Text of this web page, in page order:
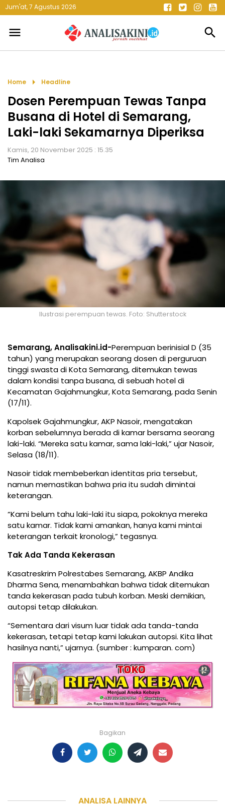
Jum'at, 7 Agustus 2026
menu search
Home arrow_right Headline
Dosen Perempuan Tewas Tanpa
Busana di Hotel di Semarang,
Laki-laki Sekamarnya Diperiksa
Kamis, 20 November 2025 : 15.35
Tim Analisa
Ilustrasi perempuan tewas. Foto: Shutterstock
Semarang, Analisakini.id-Perempuan berinisial D (35
tahun) yang merupakan seorang dosen di perguruan
tinggi swasta di Kota Semarang, ditemukan tewas
dalam kondisi tanpa busana, di sebuah hotel di
Kecamatan Gajahmungkur, Kota Semarang, pada Senin
(17/11).
Kapolsek Gajahmungkur, AKP Nasoir, mengatakan
korban sebelumnya berada di kamar bersama seorang
laki-laki. “Mereka satu kamar, sama laki-laki,” ujar Nasoir,
Selasa (18/11).
Nasoir tidak membeberkan identitas pria tersebut,
namun memastikan bahwa pria itu sudah dimintai
keterangan.
“Kami belum tahu laki-laki itu siapa, pokoknya mereka
satu kamar. Tidak kami amankan, hanya kami mintai
keterangan terkait kronologi,” tegasnya.
Tak Ada Tanda Kekerasan
Kasatreskrim Polrestabes Semarang, AKBP Andika
Dharma Sena, menambahkan bahwa tidak ditemukan
tanda kekerasan pada tubuh korban. Meski demikian,
autopsi tetap dilakukan.
“Sementara dari visum luar tidak ada tanda-tanda
kekerasan, tetapi tetap kami lakukan autopsi. Kita lihat
hasilnya nanti,” ujarnya. (sumber : kumparan. com)
Bagikan
ANALISA LAINNYA